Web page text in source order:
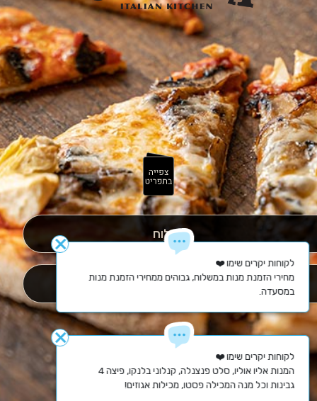
close
המנות אליו אוליו, סלט פנצנלה, קנלוני בלנקו, פיצה 4
גבינות וכל מנה המכילה פסטו, מכילות אגוזים!
close
מחירי הזמנת מנות במשלוח, גבוהים ממחירי הזמנת מנות
במסעדה.
משלוח
איסוף עצמי